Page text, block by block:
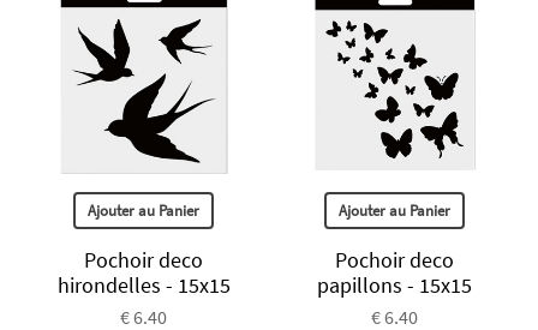
Ajouter au Panier
Pochoir deco
hirondelles - 15x15
€ 6.40
Ajouter au Panier
Pochoir deco
papillons - 15x15
€ 6.40